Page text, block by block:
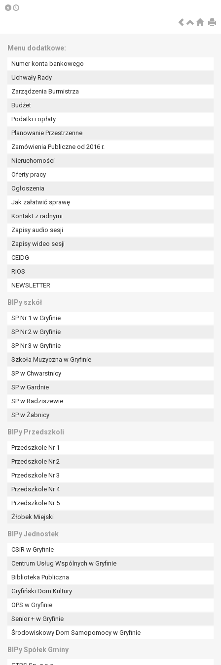
Menu dodatkowe:
Numer konta bankowego
Uchwały Rady
Zarządzenia Burmistrza
Budżet
Podatki i opłaty
Planowanie Przestrzenne
Zamówienia Publiczne od 2016 r.
Nieruchomości
Oferty pracy
Ogłoszenia
Jak załatwić sprawę
Kontakt z radnymi
Zapisy audio sesji
Zapisy wideo sesji
CEIDG
RIOS
NEWSLETTER
BIPy szkół
SP Nr 1 w Gryfinie
SP Nr 2 w Gryfinie
SP Nr 3 w Gryfinie
Szkoła Muzyczna w Gryfinie
SP w Chwarstnicy
SP w Gardnie
SP w Radziszewie
SP w Żabnicy
BIPy Przedszkoli
Przedszkole Nr 1
Przedszkole Nr 2
Przedszkole Nr 3
Przedszkole Nr 4
Przedszkole Nr 5
Żłobek Miejski
BIPy Jednostek
CSiR w Gryfinie
Centrum Usług Wspólnych w Gryfinie
Biblioteka Publiczna
Gryfiński Dom Kultury
OPS w Gryfinie
Senior + w Gryfinie
Środowiskowy Dom Samopomocy w Gryfinie
BIPy Spółek Gminy
uzasadnionych interesów
lub przez stronę trzecią.
przetwarzać tych danych osobowych, chyba
że wykaże on istnienie ważnych prawnie
obrony roszczeń.
W przypadku gdy przetwarzanie danych
na przetwarzanie danych osobowych (art. 6 ust. 1
zgody przed jej cofnięciem.
Przysługuje Pani/Panu prawo wniesienia skargi do
przetwarzanie Pani/Pana danych osobowych
przez administratora.
Organem właściwym do wniesienia skargi jest
W zależności od sfery, w której przetwarzane są
dane osobowe, podanie danych osobowych jest
dobrowolne albo jest wymogiem ustawowym lub
umownym.
zautomatyzowanemu podejmowaniu decyzji, w
tym również profilowaniu.